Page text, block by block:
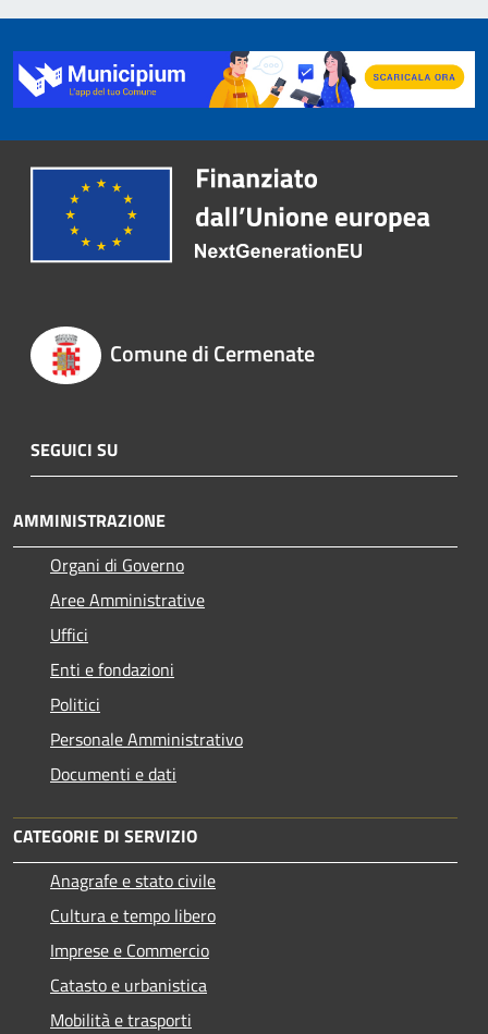
Comune di Cermenate
SEGUICI SU
AMMINISTRAZIONE
Organi di Governo
Aree Amministrative
Uffici
Enti e fondazioni
Politici
Personale Amministrativo
Documenti e dati
CATEGORIE DI SERVIZIO
Anagrafe e stato civile
Cultura e tempo libero
Imprese e Commercio
Catasto e urbanistica
Mobilità e trasporti